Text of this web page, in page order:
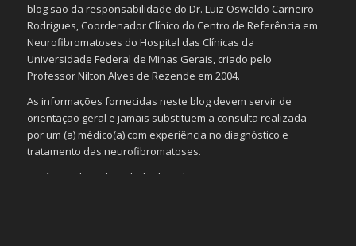
blog são da responsabilidade do Dr. Luiz Oswaldo Carneiro
Rodrigues, Coordenador Clínico do Centro de Referência em
Neurofibromatoses do Hospital das Clínicas da
Universidade Federal de Minas Gerais, criado pelo
Professor Nilton Alves de Rezende em 2004.
As informações fornecidas neste blog devem servir de
orientação geral e jamais substituem a consulta realizada
por um (a) médico(a) com experiência no diagnóstico e
tratamento das neurofibromatoses.
Será omitida a identidade de todas as pessoas que